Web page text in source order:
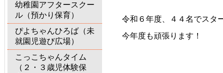
幼稚園アフタースクー
ル（預かり保育）
ぴよちゃんひろば（未
就園児遊び広場）
こっこちゃんタイム
（２・３歳児体験保
令和６年度、４４名でスタ
今年度も頑張ります！